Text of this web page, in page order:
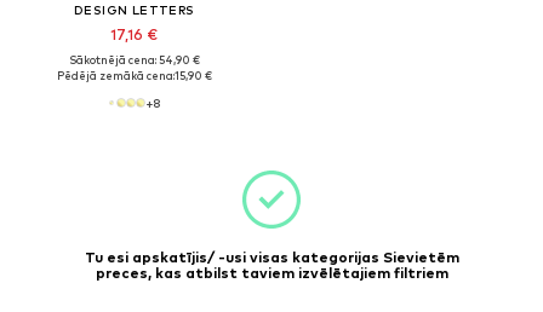
DESIGN LETTERS
17,16 €
Sākotnējā cena: 54,90 €
Pēdējā zemākā cena:15,90 €
+8
Tu esi apskatījis/ -usi visas kategorijas Sievietēm
preces, kas atbilst taviem izvēlētajiem filtriem